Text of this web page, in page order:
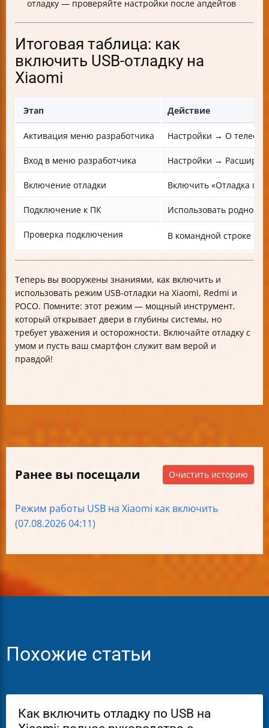
отладку — проверяйте настройки после апдейтов
Итоговая таблица: как
включить USB-отладку на
Xiaomi
Этап Действие
Активация меню разработчика Настройки → О
Вход в меню разработчика Настройки →
Включение отладки Включить «Отладка по
Подключение к ПК Использовать родной
Проверка подключения В командной строке
Теперь вы вооружены знаниями, как включить и
использовать режим USB-отладки на Xiaomi, Redmi и
POCO. Помните: этот режим — мощный инструмент,
который открывает двери в глубины системы, но
требует уважения и осторожности. Включайте отладку с
умом и пусть ваш смартфон служит вам верой и
правдой!
Ранее вы посещали Очистить историю
Режим работы USB на Xiaomi как включить
(07.08.2026 04:11)
Похожие статьи
Как включить отладку по USB на